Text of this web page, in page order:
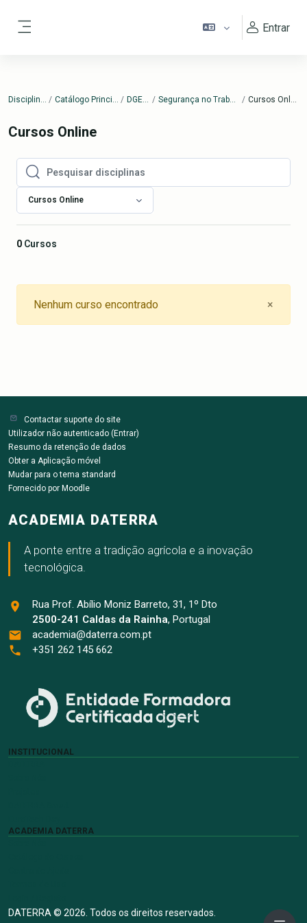
Entrar
Disciplinas Catálogo Principal DGERT Segurança no Trabalho Cursos Online
Cursos Online
Pesquisar disciplinas
Pesquisar disciplinas
Cursos Online
0 Cursos
×
Nenhum curso encontrado
Contactar suporte do site
Utilizador não autenticado (Entrar)
Resumo da retenção de dados
Obter a Aplicação móvel
Mudar para o tema standard
Fornecido por Moodle
ACADEMIA DATERRA
A ponte entre a tradição agrícola e a inovação
tecnológica.
Rua Prof. Abílio Moniz Barreto, 31, 1º Dto
2500-241 Caldas da Rainha, Portugal
academia@daterra.com.pt
+351 262 145 662
INSTITUCIONAL
ACADEMIA DATERRA
DATERRA © 2026. Todos os direitos reservados.